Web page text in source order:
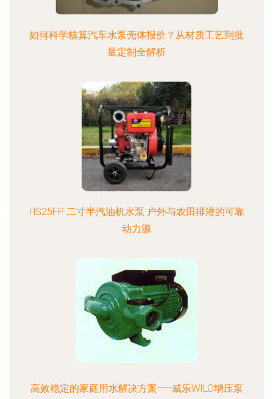
如何科学核算汽车水泵壳体报价？从材质工艺到批
量定制全解析
HS25FP 二寸半汽油机水泵 户外与农田排灌的可靠
动力源
高效稳定的家庭用水解决方案——威乐WILO增压泵